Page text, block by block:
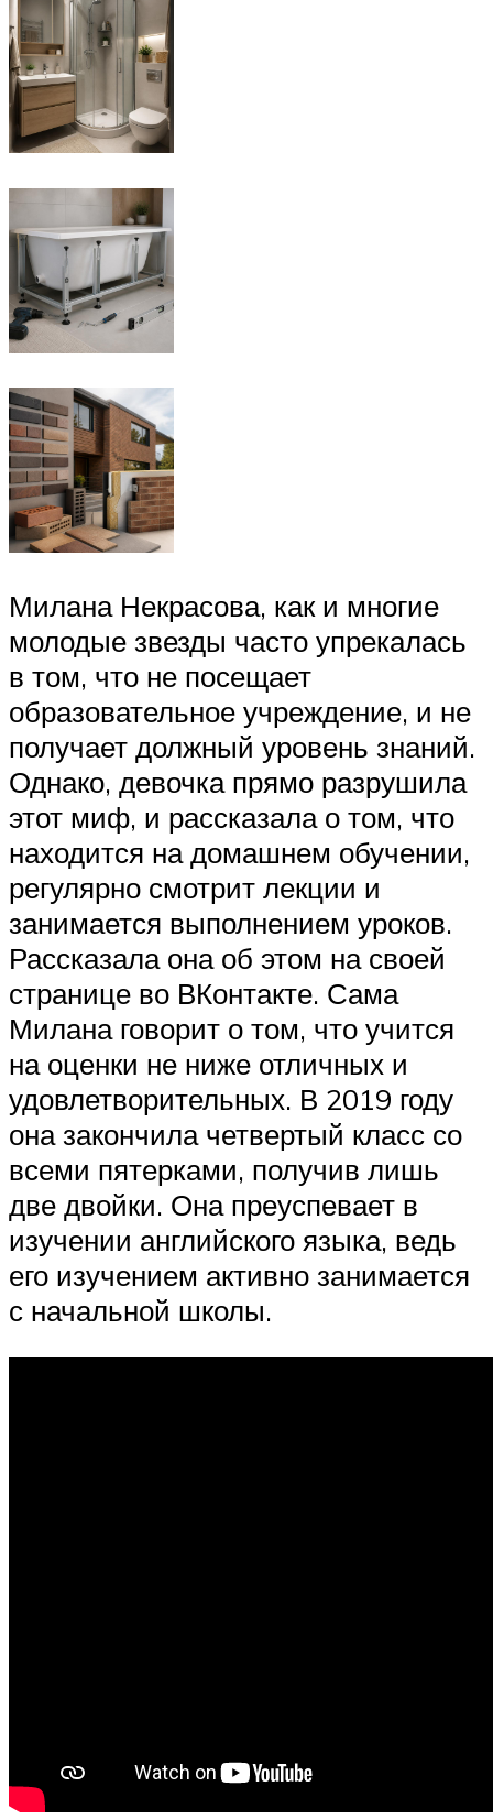
Милана Некрасова, как и многие
молодые звезды часто упрекалась
в том, что не посещает
образовательное учреждение, и не
получает должный уровень знаний.
Однако, девочка прямо разрушила
этот миф, и рассказала о том, что
находится на домашнем обучении,
регулярно смотрит лекции и
занимается выполнением уроков.
Рассказала она об этом на своей
странице во ВКонтакте. Сама
Милана говорит о том, что учится
на оценки не ниже отличных и
удовлетворительных. В 2019 году
она закончила четвертый класс со
всеми пятерками, получив лишь
две двойки. Она преуспевает в
изучении английского языка, ведь
его изучением активно занимается
с начальной школы.